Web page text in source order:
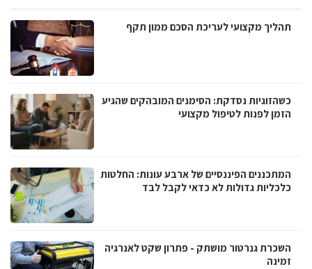
תהליך מקצועי לעריכת הסכם ממון תקף
כשהזוגיות נסדקת: הסימנים המובהקים שהגיע
הזמן לפנות לטיפול מקצועי
המתכננים הפיננסיים של ארבע עונות: החלטות
כלכליות גדולות לא כדאי לקבל לבד
השכרת גנרטור מושתק - פתרון שקט לאנרגיה
זמינה